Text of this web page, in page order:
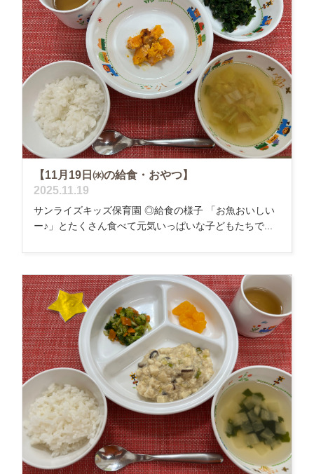
【11月19日㈬の給食・おやつ】
2025.11.19
サンライズキッズ保育園 ◎給食の様子 「お魚おいしい
ー♪」とたくさん食べて元気いっぱいな子どもたちで...